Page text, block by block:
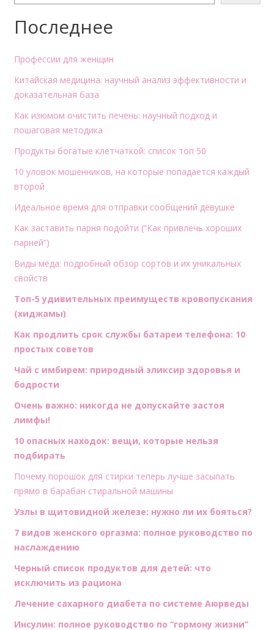
Последнее
Профессии для женщин
Китайская медицина: научный анализ эффективности и
доказательная база
Как изюмом очистить печень: научный подход и
пошаговая методика
Продукты богатые клетчаткой: список топ 50
10 уловок мошенников, на которые попадается каждый
второй
Идеальное время для отправки сообщений девушке
Как заставить парня подойти (“Как привлечь хороших
парней”)
Виды мёда: подробный обзор сортов и их уникальных
свойств
Топ-5 удивительных преимуществ кровопускания
(хиджамы)
Как продлить срок службы батареи телефона: 10
простых советов
Чай с имбирем: природный эликсир здоровья и
бодрости
Очень важно: никогда не допускайте застоя
лимфы!
10 опасных находок: вещи, которые нельзя
подбирать
Почему порошок для стирки теперь лучше засыпать
прямо в барабан стиральной машины
Узлы в щитовидной железе: нужно ли их бояться?
7 видов женского оргазма: полное руководство по
наслаждению
Черный список продуктов для детей: что
исключить из рациона
Лечение сахарного диабета по системе Аюрведы
Инсулин: полное руководство по “гормону жизни”